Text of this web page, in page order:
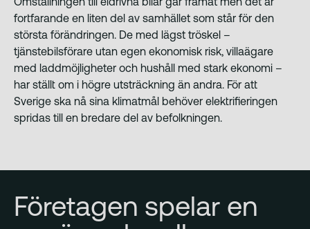
fortfarande en liten del av samhället som står för den
största förändringen. De med lägst tröskel –
tjänstebilsförare utan egen ekonomisk risk, villaägare
med laddmöjligheter och hushåll med stark ekonomi –
har ställt om i högre utsträckning än andra. För att
Sverige ska nå sina klimatmål behöver elektrifieringen
spridas till en bredare del av befolkningen.
Företagen spelar en